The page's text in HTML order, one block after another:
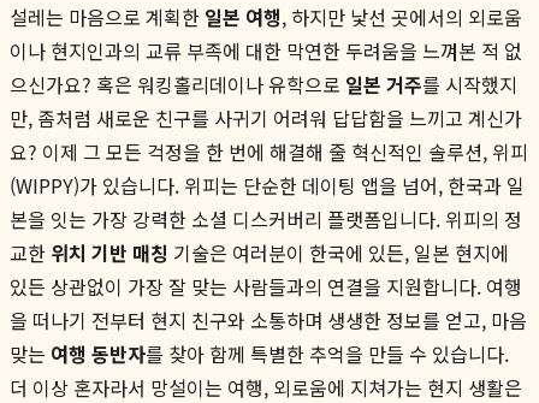
설레는 마음으로 계획한 일본 여행, 하지만 낯선 곳에서의 외로움
이나 현지인과의 교류 부족에 대한 막연한 두려움을 느껴본 적 없
으신가요? 혹은 워킹홀리데이나 유학으로 일본 거주를 시작했지
만, 좀처럼 새로운 친구를 사귀기 어려워 답답함을 느끼고 계신가
요? 이제 그 모든 걱정을 한 번에 해결해 줄 혁신적인 솔루션, 위피
(WIPPY)가 있습니다. 위피는 단순한 데이팅 앱을 넘어, 한국과 일
본을 잇는 가장 강력한 소셜 디스커버리 플랫폼입니다. 위피의 정
교한 위치 기반 매칭 기술은 여러분이 한국에 있든, 일본 현지에
있든 상관없이 가장 잘 맞는 사람들과의 연결을 지원합니다. 여행
을 떠나기 전부터 현지 친구와 소통하며 생생한 정보를 얻고, 마음
맞는 여행 동반자를 찾아 함께 특별한 추억을 만들 수 있습니다.
더 이상 혼자라서 망설이는 여행, 외로움에 지쳐가는 현지 생활은